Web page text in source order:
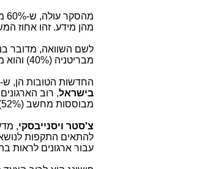
מהסקר עולה, ש-60% מן הישראלים שנשאלו חושדים בהודעות
מהן מידע. זהו אחוז
מבריטניה (40%) והוא מדגים מודעות אבטחה גבוהה של המשתמש הישראלי.
החדשות הטובות הן, ש-90% מהארגונים ברחבי העולם כבר הטמיעו תוכניות להגברת מודעות כדי להילחם בפישינג.
בישראל
מבוססות מחשב (52%), תוכניות אימון בהנחיית אדם (41%) והדמיות פישינג
צ'סטר ויסנייבסקי,
להתאים התקפות
עבור ארגונים לראות